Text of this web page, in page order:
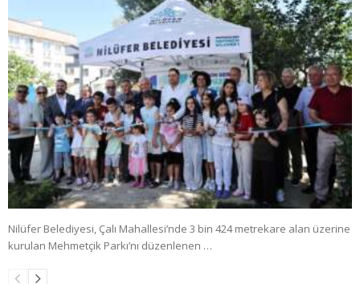
Nilüfer Belediyesi, Çalı Mahallesi’nde 3 bin 424 metrekare alan üzerine
kurulan Mehmetçik Parkı’nı düzenlenen …